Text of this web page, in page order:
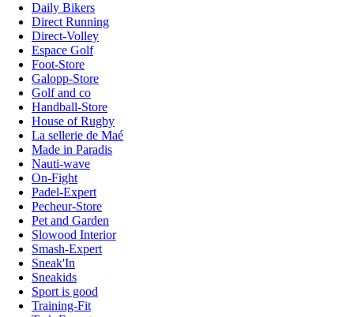
Daily Bikers
Direct Running
Direct-Volley
Espace Golf
Foot-Store
Galopp-Store
Golf and co
Handball-Store
House of Rugby
La sellerie de Maé
Made in Paradis
Nauti-wave
On-Fight
Padel-Expert
Pecheur-Store
Pet and Garden
Slowood Interior
Smash-Expert
Sneak'In
Sneakids
Sport is good
Training-Fit